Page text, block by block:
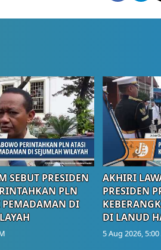
SEBUT PRESIDEN
PLN
PEMADAMAN DI
AKHIRI
PRESIDEN
DI LANUD
5 Aug 2026,